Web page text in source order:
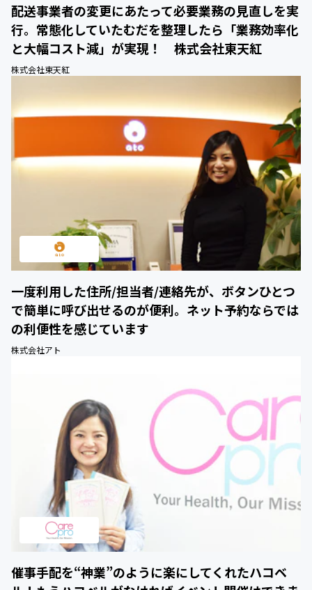
配送事業者の変更にあたって必要業務の見直しを実
行。常態化していたむだを整理したら「業務効率化
と大幅コスト減」が実現！ 株式会社東天紅
株式会社東天紅
一度利用した住所/担当者/連絡先が、ボタンひとつ
で簡単に呼び出せるのが便利。ネット予約ならでは
の利便性を感じています
株式会社アト
催事手配を“神業”のように楽にしてくれたハコベ